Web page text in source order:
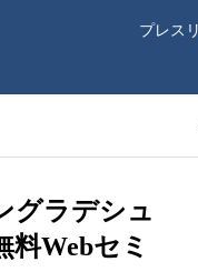
プレス
グラデシュ
Webセミ